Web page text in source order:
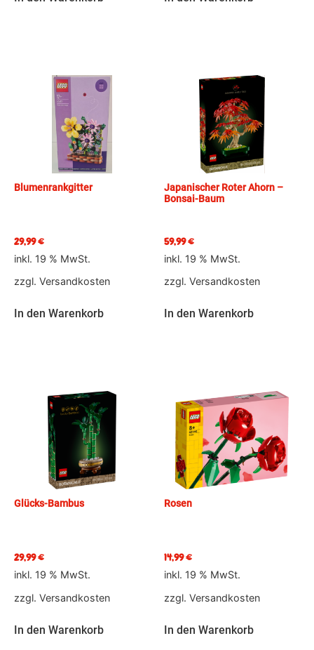
Blumenrankgitter
29,99€
inkl. 19 % MwSt.
zzgl. Versandkosten
In den Warenkorb
Japanischer Roter Ahorn –
Bonsai-Baum
59,99€
inkl. 19 % MwSt.
zzgl. Versandkosten
In den Warenkorb
Glücks-Bambus
29,99€
inkl. 19 % MwSt.
zzgl. Versandkosten
In den Warenkorb
Rosen
14,99€
inkl. 19 % MwSt.
zzgl. Versandkosten
In den Warenkorb